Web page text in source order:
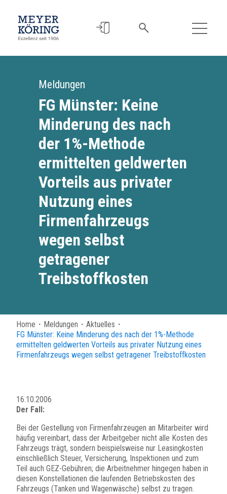
Meldungen
FG Münster: Keine
Minderung des nach
der 1%-Methode
ermittelten geldwerten
Vorteils aus privater
Nutzung eines
Firmenfahrzeugs
wegen selbst
getragener
Treibstoffkosten
Home ・ Meldungen ・ Aktuelles ・
FG Münster: Keine Minderung des nach der 1%-Methode
ermittelten geldwerten Vorteils aus privater Nutzung eines
Firmenfahrzeugs wegen selbst getragener Treibstoffkosten
16.10.2006
Der Fall:
Bei der Gestellung von Firmenfahrzeugen an Mitarbeiter wird
häufig vereinbart, dass der Arbeitgeber nicht alle Kosten des
Fahrzeugs trägt, sondern beispielsweise nur Leasingkosten
einschließlich Steuer, Versicherung, Inspektionen und zum
Teil auch GEZ-Gebühren; die Arbeitnehmer hingegen haben in
diesen Konstellationen die laufenden Betriebskosten des
Fahrzeugs (Tanken und Wagenwäsche) selbst zu tragen.